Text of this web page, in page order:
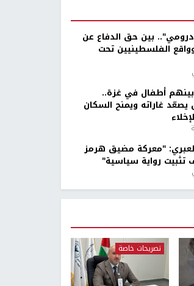
بين حق الدفاع عن
الفلسطينيين تحت
أطفال في غزة..
يصعّد غاراته ويمنح السكان
العبري: "معركة مضيق هرمز
رواية سياسية"
تصريحات خاصة